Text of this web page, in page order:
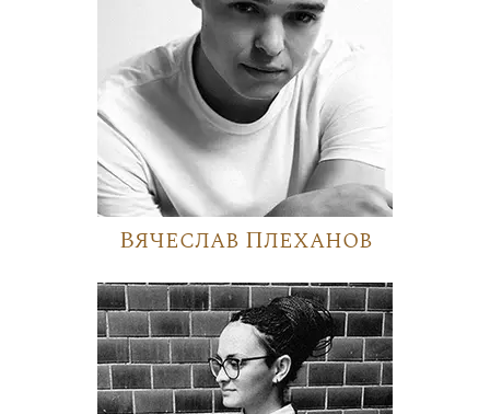
Вячеслав Плеханов